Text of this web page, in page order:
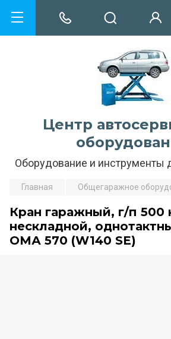
Центр
Оборудование и инструменты
Главная Общегаражное
Кран гаражный, г/п 500
нескладной,
ОМА 570 (W140 SE)